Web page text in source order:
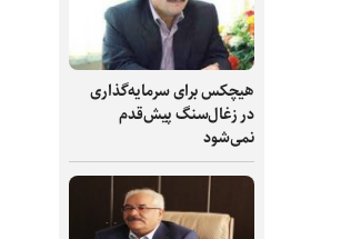
هیچکس برای سرمایه‌گذاری
در زغال‌سنگ پیش‌قدم
نمی‌شود